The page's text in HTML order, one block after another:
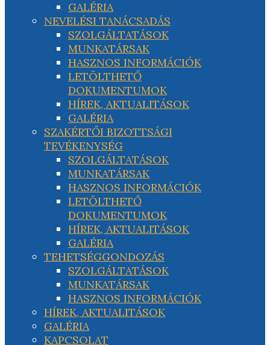
GALÉRIA
NEVELÉSI TANÁCSADÁS
SZOLGÁLTATÁSOK
MUNKATÁRSAK
HASZNOS INFORMÁCIÓK
LETÖLTHETŐ
DOKUMENTUMOK
HÍREK, AKTUALITÁSOK
GALÉRIA
SZAKÉRTŐI BIZOTTSÁGI
TEVÉKENYSÉG
SZOLGÁLTATÁSOK
MUNKATÁRSAK
HASZNOS INFORMÁCIÓK
LETÖLTHETŐ
DOKUMENTUMOK
HÍREK, AKTUALITÁSOK
GALÉRIA
TEHETSÉGGONDOZÁS
SZOLGÁLTATÁSOK
MUNKATÁRSAK
HASZNOS INFORMÁCIÓK
HÍREK, AKTUALITÁSOK
GALÉRIA
KAPCSOLAT